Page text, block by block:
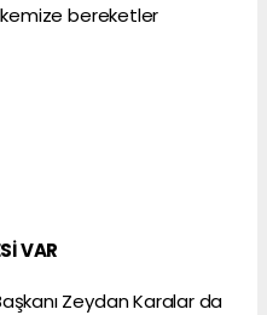
bereketler
VAR
Zeydan Karalar da